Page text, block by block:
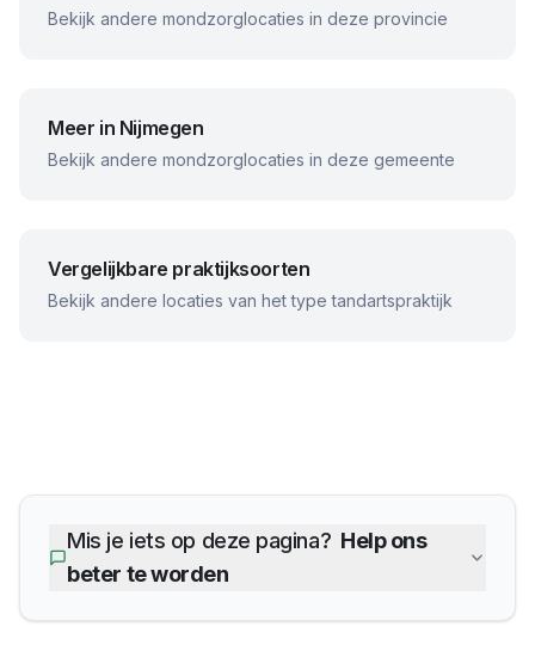
Bekijk andere mondzorglocaties in deze provincie
Meer in Nijmegen
Bekijk andere mondzorglocaties in deze gemeente
Vergelijkbare praktijksoorten
Bekijk andere locaties van het type tandartspraktijk
Mis je iets op deze pagina? Help ons
beter te worden